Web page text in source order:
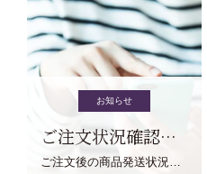
お知らせ
ご注文状況確認について